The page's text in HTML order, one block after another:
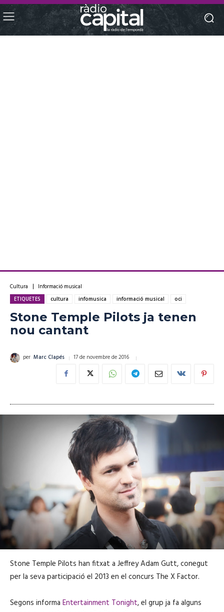
Cultura Informació musical
ETIQUETES cultura infomusica informació musical oci
Stone Temple Pilots ja tenen
nou cantant
per Marc Clapés 17 de novembre de 2016
Stone Temple Pilots han fitxat a Jeffrey Adam Gutt, conegut
per la seva participació el 2013 en el concurs The X Factor.
Segons informa Entertainment Tonight, el grup ja fa alguns